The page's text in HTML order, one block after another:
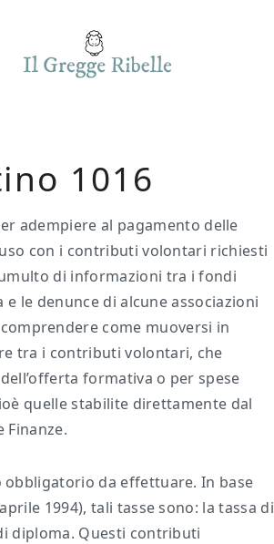
1016
adempiere al pagamento delle
con i contributi volontari richiesti
di informazioni tra i fondi
le denunce di alcune associazioni
come muoversi in
tra i contributi volontari, che
formativa o per spese
quelle stabilite direttamente dal
Finanze.
obbligatorio da effettuare. In base
1994), tali tasse sono: la tassa di
diploma. Questi contributi